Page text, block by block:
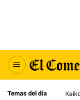
Temas del día